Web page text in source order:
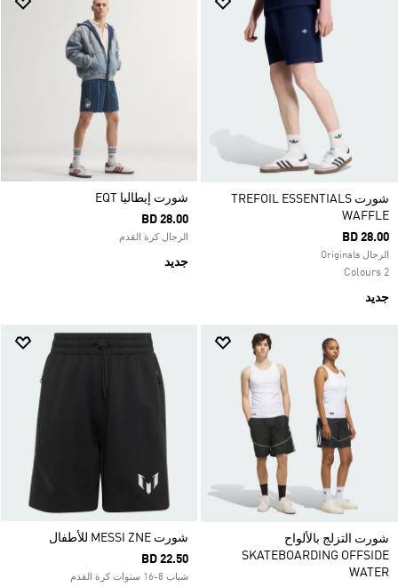
شورت TREFOIL ESSENTIALS
WAFFLE
BD 28.00
الرجال Originals
2 Colours
جديد
شورت إيطاليا EQT
BD 28.00
الرجال كرة القدم
جديد
شورت التزلج بالألواح
SKATEBOARDING OFFSIDE
WATER
شورت MESSI ZNE للأطفال
BD 22.50
شباب 8-16 سنوات كرة القدم